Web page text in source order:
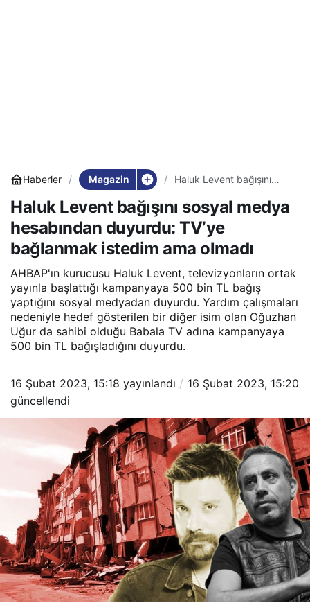
Haberler Magazin
Haluk Levent bağışını
duyurdu: TV’ye
bağlanmak istedim ama
olmadı
Haluk Levent bağışını sosyal medya
hesabından duyurdu: TV’ye
bağlanmak istedim ama olmadı
AHBAP'ın kurucusu Haluk Levent, televizyonların ortak
yayınla başlattığı kampanyaya 500 bin TL bağış
yaptığını sosyal medyadan duyurdu. Yardım çalışmaları
nedeniyle hedef gösterilen bir diğer isim olan Oğuzhan
Uğur da sahibi olduğu Babala TV adına kampanyaya
500 bin TL bağışladığını duyurdu.
16 Şubat 2023, 15:18 yayınlandı
16 Şubat 2023, 15:20
güncellendi